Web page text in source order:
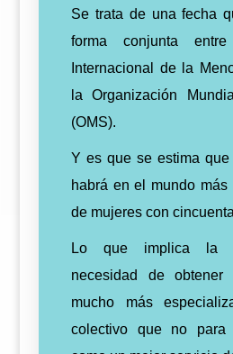
Se trata de una fecha
forma conjunta
Internacional de la
la Organización
(OMS).
Y es que se estima
habrá en el mundo
de mujeres con
Lo que implica la
necesidad de obtener
mucho más
colectivo que no para